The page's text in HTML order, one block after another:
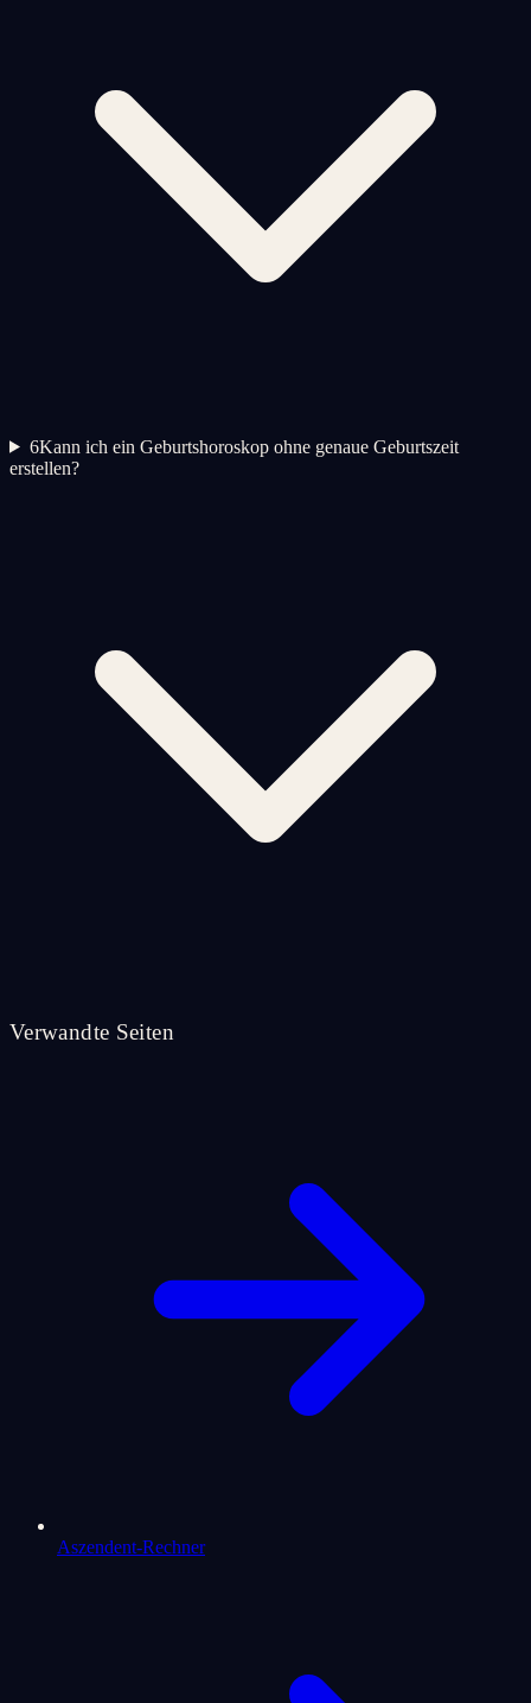
6Kann ich ein Geburtshoroskop ohne genaue Geburtszeit
erstellen?
Verwandte Seiten
Aszendent-Rechner